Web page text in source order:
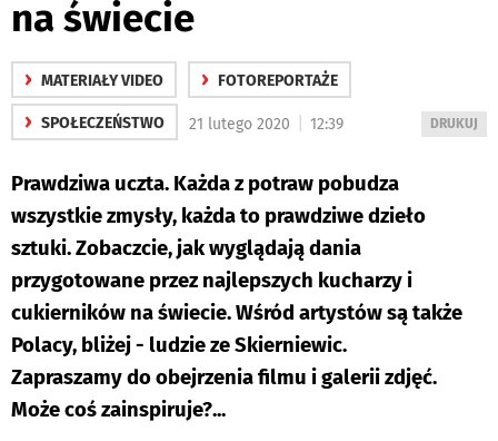
na świecie
› MATERIAŁY VIDEO › FOTOREPORTAŻE
› SPOŁECZEŃSTWO
WYDRUKUJ
DRUKUJ
21 lutego 2020 12:39
Prawdziwa uczta. Każda z potraw pobudza
wszystkie zmysły, każda to prawdziwe dzieło
sztuki. Zobaczcie, jak wyglądają dania
przygotowane przez najlepszych kucharzy i
cukierników na świecie. Wśród artystów są także
Polacy, bliżej - ludzie ze Skierniewic.
Zapraszamy do obejrzenia filmu i galerii zdjęć.
Może coś zainspiruje?...